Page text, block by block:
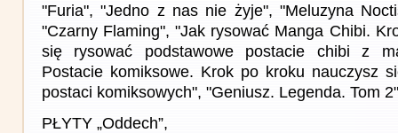
"Furia", "Jedno z nas nie żyje", "Meluzyna
"Czarny Flaming", "Jak rysować Manga Chibi.
się rysować podstawowe postacie chibi z
Postacie komiksowe. Krok po kroku nauczysz
postaci komiksowych", "Geniusz. Legenda. Tom 2"
PŁYTY „Oddech”,